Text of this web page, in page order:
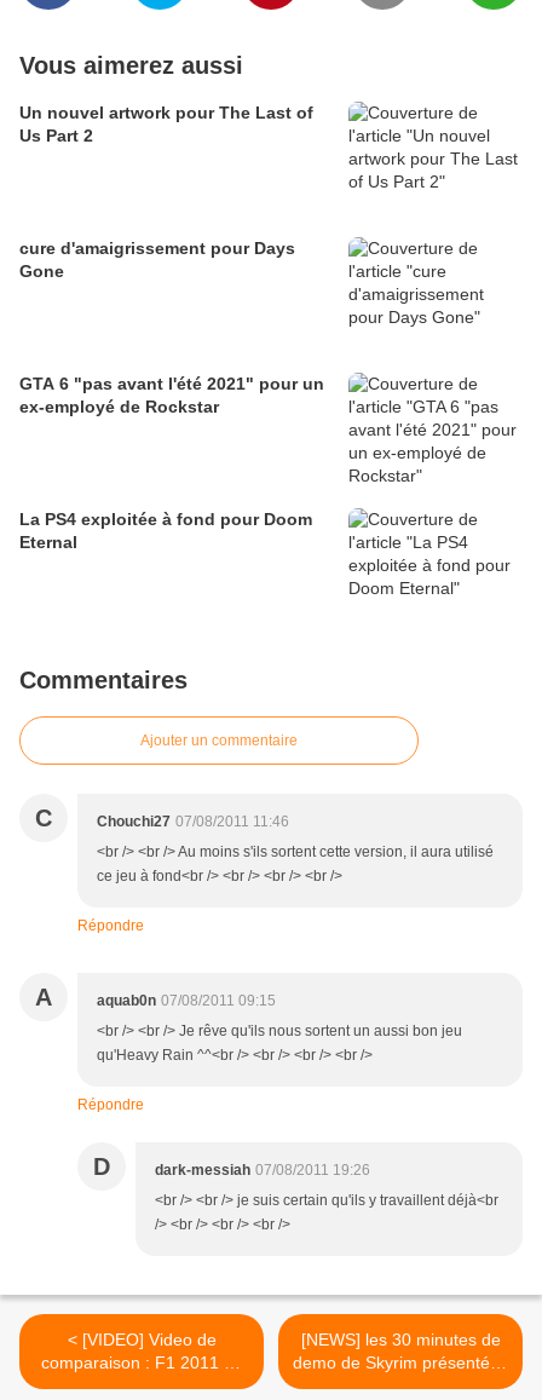
Vous aimerez aussi
Un nouvel artwork pour The Last of
Us Part 2
cure d'amaigrissement pour Days
Gone
GTA 6 "pas avant l'été 2021" pour un
ex-employé de Rockstar
La PS4 exploitée à fond pour Doom
Eternal
Commentaires
Ajouter un commentaire
C Chouchi27 07/08/2011 11:46
<br /> <br /> Au moins s'ils sortent cette version, il aura utilisé
ce jeu à fond<br /> <br /> <br /> <br />
Répondre
A aquab0n 07/08/2011 09:15
<br /> <br /> Je rêve qu'ils nous sortent un aussi bon jeu
qu'Heavy Rain ^^<br /> <br /> <br /> <br />
Répondre
D dark-messiah 07/08/2011 19:26
<br /> <br /> je suis certain qu'ils y travaillent déjà<br
/> <br /> <br /> <br />
< [VIDEO] Video de
comparaison : F1 2011 Vs
Réalité
[NEWS] les 30 minutes de
demo de Skyrim présentées
à la Quake-con en vidéo >